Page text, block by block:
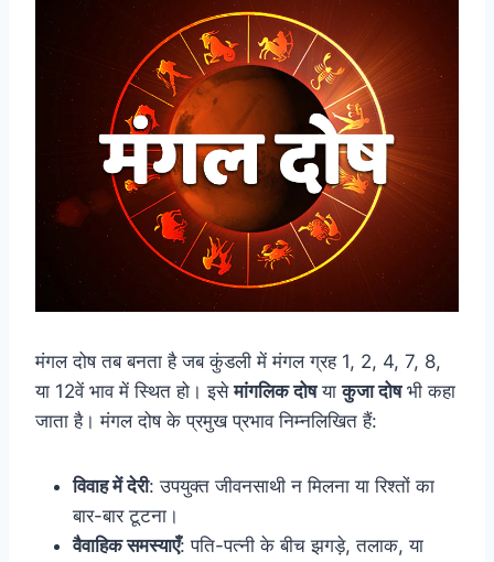
मंगल दोष तब बनता है जब कुंडली में मंगल ग्रह 1, 2, 4, 7, 8,
या 12वें भाव में स्थित हो। इसेमांगलिक दोषयाकुजा दोषभी कहा
जाता है। मंगल दोष के प्रमुख प्रभाव निम्नलिखित हैं:
विवाह में देरी: उपयुक्त जीवनसाथी न मिलना या रिश्तों का
बार-बार टूटना।
वैवाहिक समस्याएँ: पति-पत्नी के बीच झगड़े, तलाक, या